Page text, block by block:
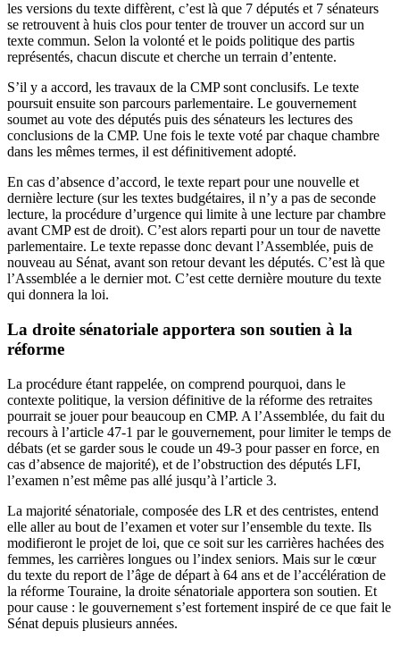
les versions du texte diffèrent, c’est là que 7 députés et 7 sénateurs
se retrouvent à huis clos pour tenter de trouver un accord sur un
texte commun. Selon la volonté et le poids politique des partis
représentés, chacun discute et cherche un terrain d’entente.
S’il y a accord, les travaux de la CMP sont conclusifs. Le texte
poursuit ensuite son parcours parlementaire. Le gouvernement
soumet au vote des députés puis des sénateurs les lectures des
conclusions de la CMP. Une fois le texte voté par chaque chambre
dans les mêmes termes, il est définitivement adopté.
En cas d’absence d’accord, le texte repart pour une nouvelle et
dernière lecture (sur les textes budgétaires, il n’y a pas de seconde
lecture, la procédure d’urgence qui limite à une lecture par chambre
avant CMP est de droit). C’est alors reparti pour un tour de navette
parlementaire. Le texte repasse donc devant l’Assemblée, puis de
nouveau au Sénat, avant son retour devant les députés. C’est là que
l’Assemblée a le dernier mot. C’est cette dernière mouture du texte
qui donnera la loi.
La droite sénatoriale apportera son soutien à la
réforme
La procédure étant rappelée, on comprend pourquoi, dans le
contexte politique, la version définitive de la réforme des retraites
pourrait se jouer pour beaucoup en CMP. A l’Assemblée, du fait du
recours à l’article 47-1 par le gouvernement, pour limiter le temps de
débats (et se garder sous le coude un 49-3 pour passer en force, en
cas d’absence de majorité), et de l’obstruction des députés LFI,
l’examen n’est même pas allé jusqu’à l’article 3.
La majorité sénatoriale, composée des LR et des centristes, entend
elle aller au bout de l’examen et voter sur l’ensemble du texte. Ils
modifieront le projet de loi, que ce soit sur les carrières hachées des
femmes, les carrières longues ou l’index seniors. Mais sur le cœur
du texte du report de l’âge de départ à 64 ans et de l’accélération de
la réforme Touraine, la droite sénatoriale apportera son soutien. Et
pour cause : le gouvernement s’est fortement inspiré de ce que fait le
Sénat depuis plusieurs années.